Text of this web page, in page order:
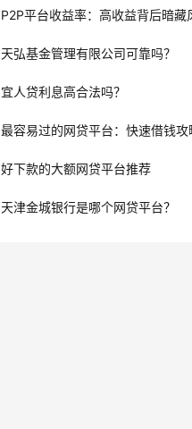
P2P平台收益率：高收益背后暗藏
天弘基金管理有限公司可靠吗？
宜人贷利息高合法吗？
最容易过的网贷平台：快速借钱攻
好下款的大额网贷平台推荐
天津金城银行是哪个网贷平台？